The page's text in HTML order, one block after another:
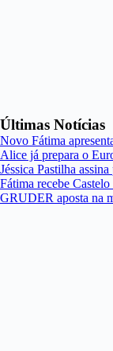
Últimas Notícias
Novo Fátima
Alice já prepara o
Jéssica Pastilha
Fátima recebe
GRUDER aposta na